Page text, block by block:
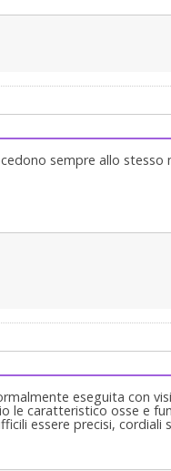
sempre allo
eseguita con
le caratteristico osse e
essere precisi, cordiali